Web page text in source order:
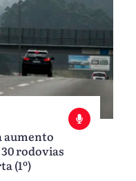
aumento
rodovias
(1º)